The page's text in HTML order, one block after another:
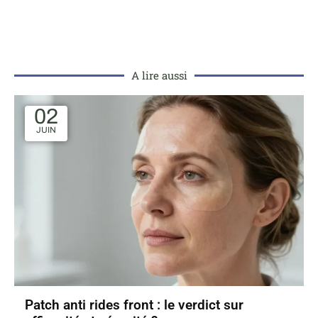
A lire aussi
02
JUIN
Patch anti rides front : le verdict sur